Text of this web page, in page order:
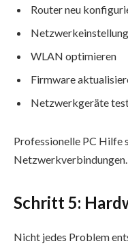
Router neu
WLAN optimieren
Firmware
Netzwerkgeräte
Professionelle PC Hilfe
Netzwerkverbindungen.
Schritt 5:
Nicht jedes Problem